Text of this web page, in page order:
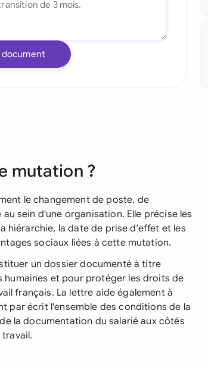
document
mutation ?
le changement de poste, de
sein d'une organisation. Elle précise les
hiérarchie, la date de prise d'effet et les
sociaux liées à cette mutation.
un dossier documenté à titre
et pour protéger les droits de
français. La lettre aide également à
par écrit l'ensemble des conditions de la
la documentation du salarié aux côtés